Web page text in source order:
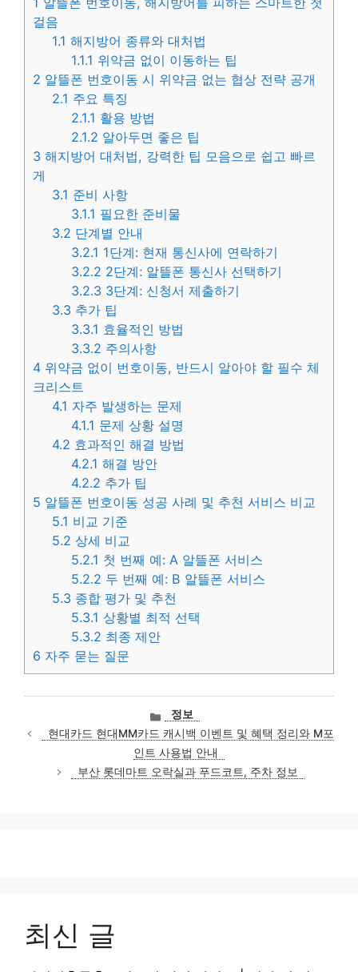
걸음
1.1 해지방어 종류와 대처법
1.1.1 위약금 없이 이동하는 팁
2 알뜰폰 번호이동 시 위약금 없는 협상 전략 공개
2.1 주요 특징
2.1.1 활용 방법
2.1.2 알아두면 좋은 팁
3 해지방어 대처법, 강력한 팁 모음으로 쉽고 빠르
게
3.1 준비 사항
3.1.1 필요한 준비물
3.2 단계별 안내
3.2.1 1단계: 현재 통신사에 연락하기
3.2.2 2단계: 알뜰폰 통신사 선택하기
3.2.3 3단계: 신청서 제출하기
3.3 추가 팁
3.3.1 효율적인 방법
3.3.2 주의사항
4 위약금 없이 번호이동, 반드시 알아야 할 필수 체
크리스트
4.1 자주 발생하는 문제
4.1.1 문제 상황 설명
4.2 효과적인 해결 방법
4.2.1 해결 방안
4.2.2 추가 팁
5 알뜰폰 번호이동 성공 사례 및 추천 서비스 비교
5.1 비교 기준
5.2 상세 비교
5.2.1 첫 번째 예: A 알뜰폰 서비스
5.2.2 두 번째 예: B 알뜰폰 서비스
5.3 종합 평가 및 추천
5.3.1 상황별 최적 선택
5.3.2 최종 제안
6 자주 묻는 질문
카
테
고
리
정보
현대카드 현대MM카드 캐시백 이벤트 및 혜택 정리와 M포
인트 사용법 안내
부산 롯데마트 오락실과 푸드코트, 주차 정보
최신 글